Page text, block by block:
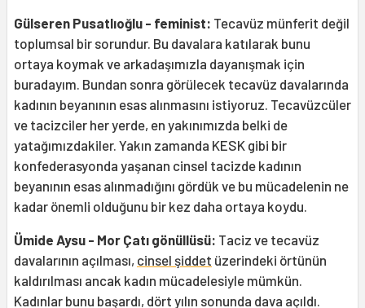
Gülseren Pusatlıoğlu - feminist: Tecavüz münferit değil
toplumsal bir sorundur. Bu davalara katılarak bunu
ortaya koymak ve arkadaşımızla dayanışmak için
buradayım. Bundan sonra görülecek tecavüz davalarında
kadının beyanının esas alınmasını istiyoruz. Tecavüzcüler
ve tacizciler her yerde, en yakınımızda belki de
yatağımızdakiler. Yakın zamanda KESK gibi bir
konfederasyonda yaşanan cinsel tacizde kadının
beyanının esas alınmadığını gördük ve bu mücadelenin ne
kadar önemli olduğunu bir kez daha ortaya koydu.
Ümide Aysu - Mor Çatı gönüllüsü: Taciz ve tecavüz
davalarının açılması, cinsel şiddet üzerindeki örtünün
kaldırılması ancak kadın mücadelesiyle mümkün.
Kadınlar bunu başardı, dört yılın sonunda dava açıldı.